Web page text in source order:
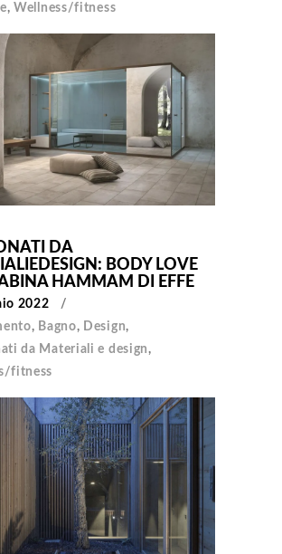
, Wellness/fitness
DA
BODY LOVE
HAMMAM DI EFFE
2022
, Bagno, Design,
da Materiali e design,
fitness